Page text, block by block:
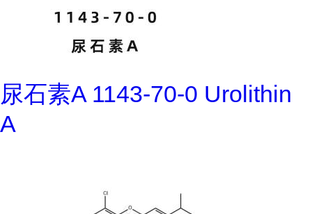
尿石素A 1143-70-0 Urolithin
A